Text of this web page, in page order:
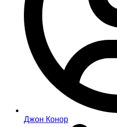
Джон Конор